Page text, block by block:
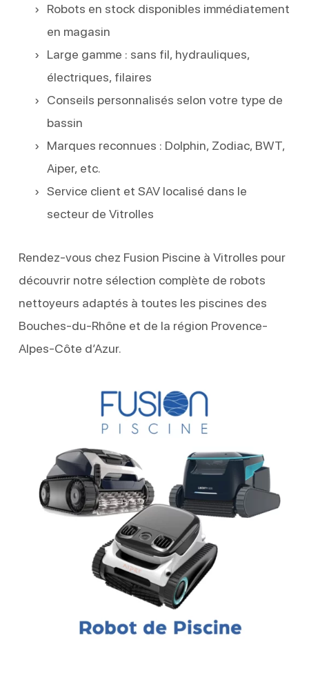
Robots en stock disponibles immédiatement
en magasin
Large gamme : sans fil, hydrauliques,
électriques, filaires
Conseils personnalisés selon votre type de
bassin
Marques reconnues : Dolphin, Zodiac, BWT,
Aiper, etc.
Service client et SAV localisé dans le
secteur de Vitrolles
Rendez-vous chez Fusion Piscine à Vitrolles pour
découvrir notre sélection complète de robots
nettoyeurs adaptés à toutes les piscines des
Bouches-du-Rhône et de la région Provence-
Alpes-Côte d’Azur.